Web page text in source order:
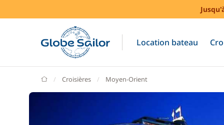
Location bateau
GlobeSailor
Croisières Moyen-Orient